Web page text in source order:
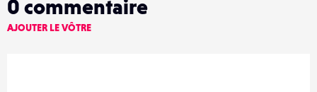
0 commentaire
AJOUTER LE VÔTRE